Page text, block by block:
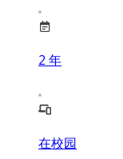
2 年
在校园